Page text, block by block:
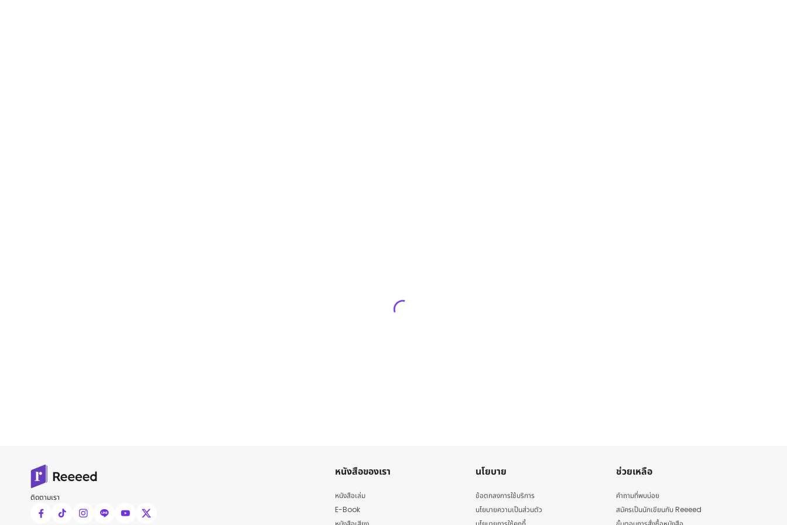
ติดตามเรา
หนังสือของเรา
หนังสือเล่ม
E-Book
นโยบาย
ข้อตกลงการใช้บริการ
นโยบายความเป็นส่วนตัว
ช่วยเหลือ
คำถามที่พบบ่อย
สมัครเป็นนักเขียนกับ Reeeed